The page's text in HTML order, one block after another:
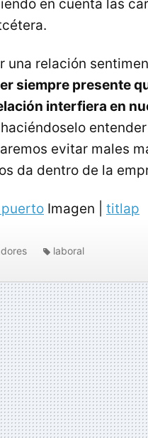
en cuenta las
una relación
siempre presente
interfiera en
evitar males
da dentro de la
Imagen | titlap
laboral